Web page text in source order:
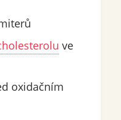
ve
oxidačním